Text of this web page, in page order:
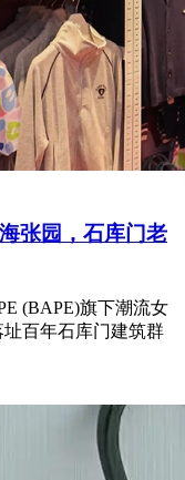
张园，石库门老
(BAPE)旗下潮流女
址百年石库门建筑群